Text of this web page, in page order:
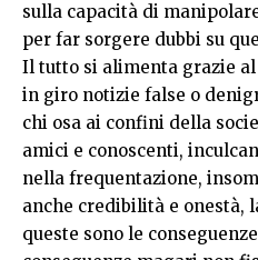
sulla capacità di
per far sorgere dubbi su
Il tutto si alimenta grazie
in giro notizie false o
chi osa ai confini della
amici e conoscenti,
nella frequentazione,
anche credibilità e onestà,
queste sono le